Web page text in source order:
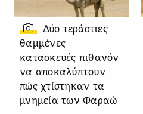
Δύο τεράστιες
θαμμένες
κατασκευές πιθανόν
να αποκαλύπτουν
πώς χτίστηκαν τα
μνημεία των Φαραώ